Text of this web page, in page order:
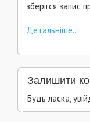
зберігся запис
Детальніше...
Залишити
Будь ласка,